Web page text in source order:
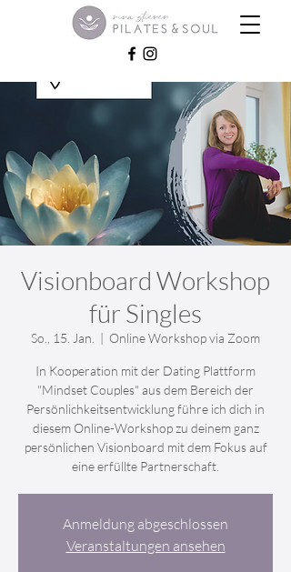
Visionboard Workshop
für Singles
So., 15. Jan.
  |
Online Workshop via Zoom
In Kooperation mit der Dating Plattform
"Mindset Couples" aus dem Bereich der
Persönlichkeitsentwicklung führe ich dich in
diesem Online-Workshop zu deinem ganz
persönlichen Visionboard mit dem Fokus auf
eine erfüllte Partnerschaft.
Anmeldung abgeschlossen
Veranstaltungen ansehen